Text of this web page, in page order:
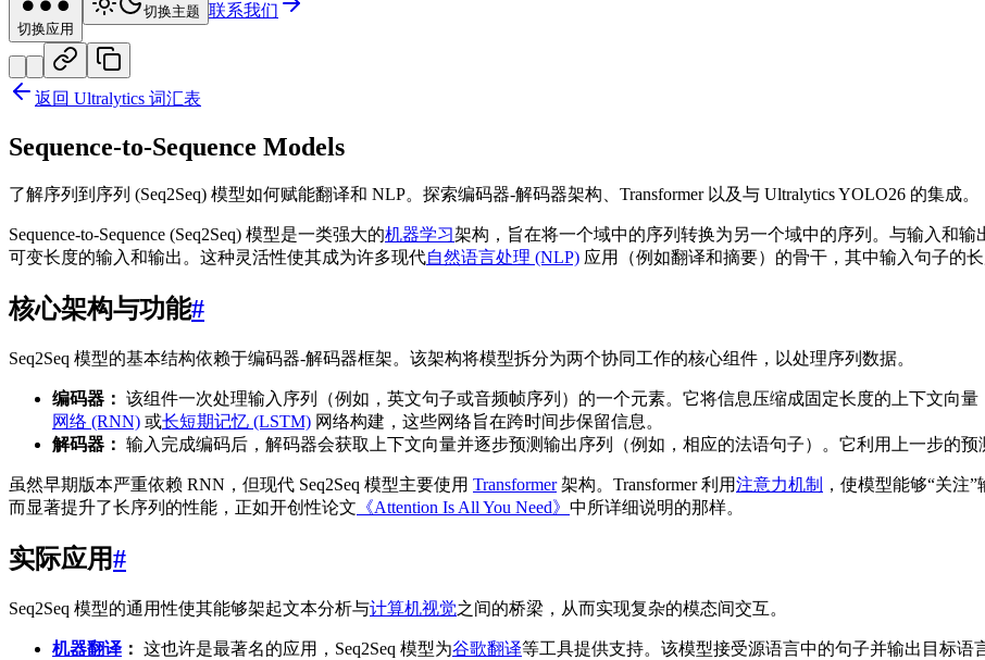
切换应用
切换主题 联系我们
返回 Ultralytics 词汇表
Sequence-to-Sequence Models
了解序列到序列 (Seq2Seq) 模型如何赋能翻译和 NLP。探索编码器-解码器架构、Transformer 以及与 Ultralytics YOLO26 的集成。
Sequence-to-Sequence (Seq2Seq) 模型是一类强大的机器学习架构，旨在将一个域中的序列转换为另一个域中的序列。与输入和输
可变长度的输入和输出。这种灵活性使其成为许多现代自然语言处理 (NLP) 应用（例如翻译和摘要）的骨干，其中输入句子的
核心架构与功能#
Seq2Seq 模型的基本结构依赖于编码器-解码器框架。该架构将模型拆分为两个协同工作的核心组件，以处理序列数据。
编码器： 该组件一次处理输入序列（例如，英文句子或音频帧序列）的一个元素。它将信息压缩成固定长度的上下文向
网络 (RNN) 或长短期记忆 (LSTM) 网络构建，这些网络旨在跨时间步保留信息。
解码器： 输入完成编码后，解码器会获取上下文向量并逐步预测输出序列（例如，相应的法语句子）。它利用上一步的预
虽然早期版本严重依赖 RNN，但现代 Seq2Seq 模型主要使用 Transformer架构。Transformer 利用注意力机制
，使模型能够“关注
而显著提升了长序列的性能，正如开创性论文 《Attention Is All You Need》 中所详细说明的那样。
实际应用#
Seq2Seq 模型的通用性使其能够架起文本分析与计算机视觉之间的桥梁，从而实现复杂的模态间交互。
机器翻译 ： 这也许是最著名的应用，Seq2Seq 模型为谷歌翻译等工具提供支持。该模型接受源语言中的句子并输出目标语